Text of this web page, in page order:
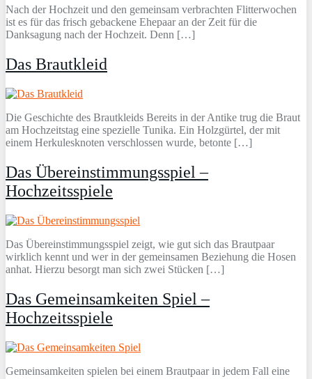
Nach der Hochzeit und den gemeinsam verbrachten Flitterwochen
ist es für das frisch gebackene Ehepaar an der Zeit für die
Danksagung nach der Hochzeit. Denn […]
Das Brautkleid
Die Geschichte des Brautkleids Bereits in der Antike trug die Braut
am Hochzeitstag eine spezielle Tunika. Ein Holzgürtel, der mit
einem Herkulesknoten verschlossen wurde, betonte […]
Das Übereinstimmungsspiel –
Hochzeitsspiele
Das Übereinstimmungsspiel zeigt, wie gut sich das Brautpaar
wirklich kennt und wer in der gemeinsamen Beziehung die Hosen
anhat. Hierzu besorgt man sich zwei Stücken […]
Das Gemeinsamkeiten Spiel –
Hochzeitsspiele
Gemeinsamkeiten spielen bei einem Brautpaar in jedem Fall eine